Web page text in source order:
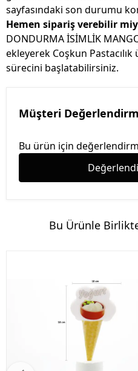
sayfasındaki son durumu
Hemen sipariş verebilir
DONDURMA İSİMLİK
ekleyerek Coşkun
sürecini başlatabilirsiniz.
Müşteri
Bu ürün için
Bu Ürünle